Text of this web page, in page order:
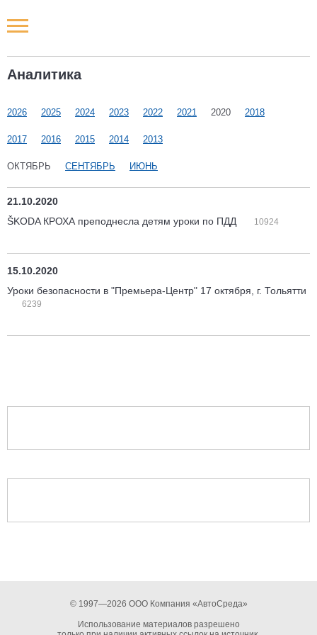
Аналитика
2026 2025 2024 2023 2022 2021 2020 2018
2017 2016 2015 2014 2013
ОКТЯБРЬ СЕНТЯБРЬ ИЮНЬ
21.10.2020
ŠKODA КРОХА преподнесла детям уроки по ПДД
10924
15.10.2020
Уроки безопасности в "Премьера-Центр" 17 октября, г. Тольятти
6239
© 1997—2026 ООО Компания «АвтоСреда»
Использование материалов разрешено
Новости РФ
Наши мероприятия
Статьи